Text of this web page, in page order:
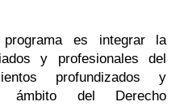
es integrar la
y profesionales del
profundizados y
ámbito del Derecho